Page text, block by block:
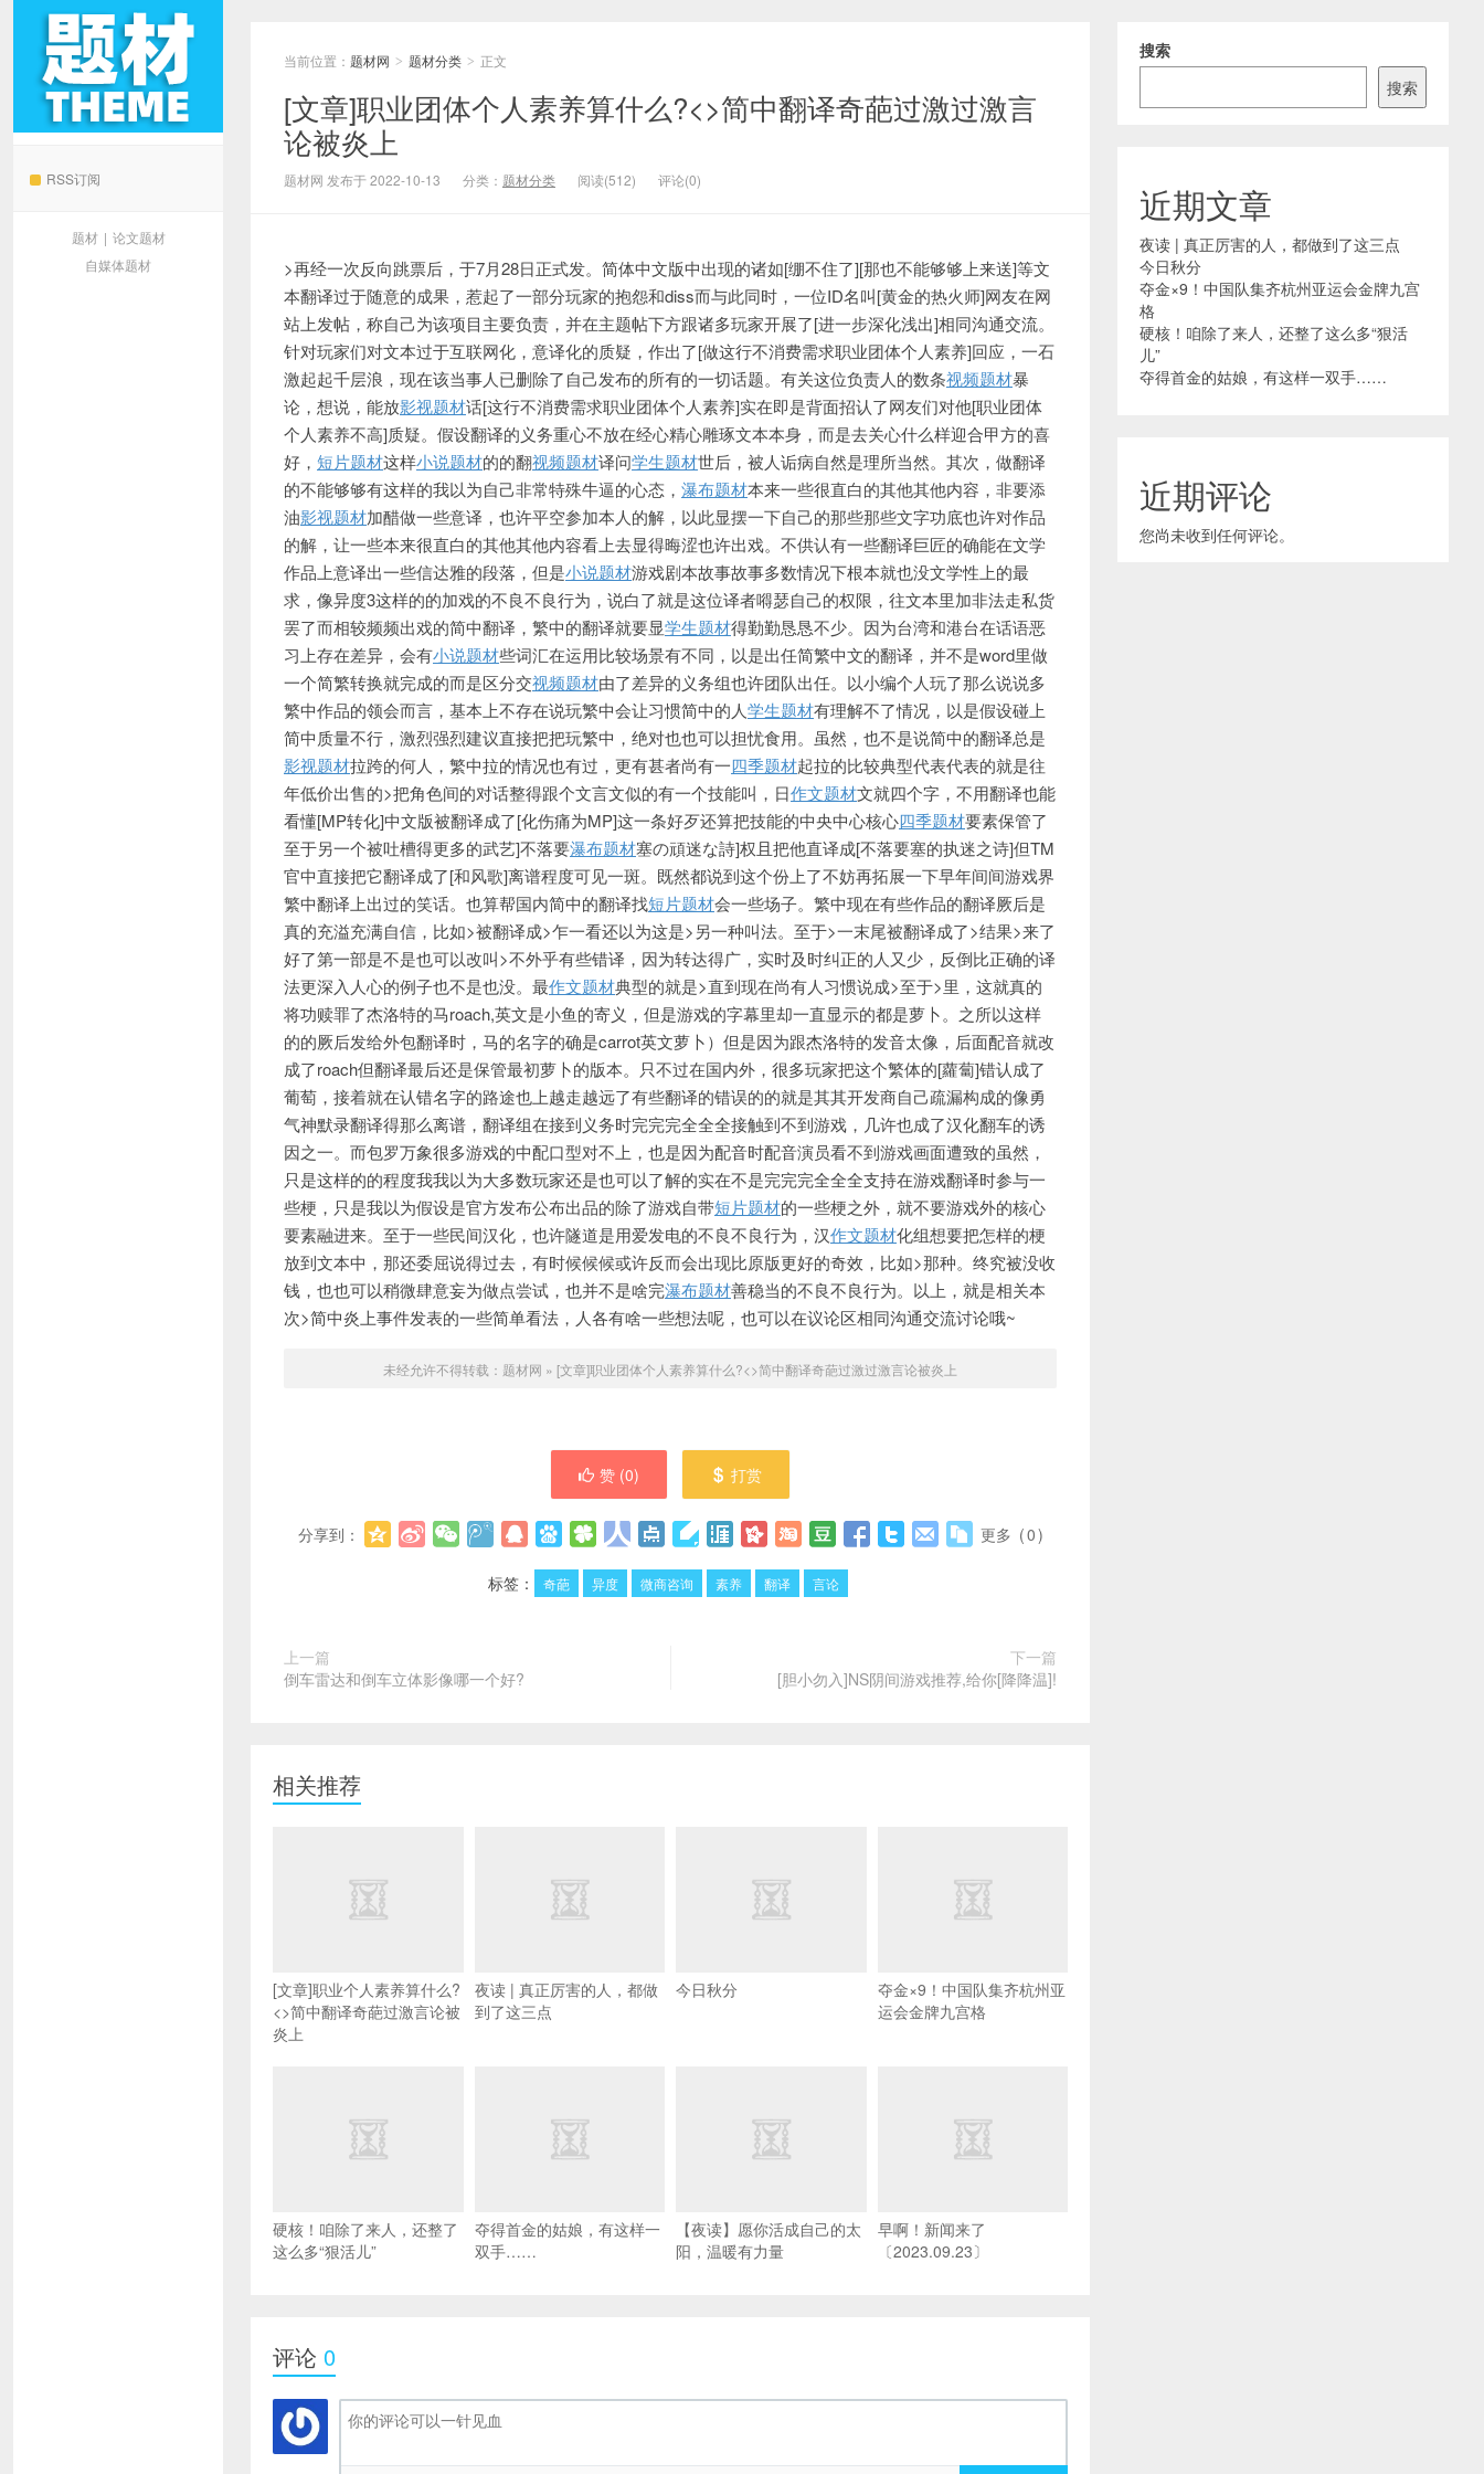
RSS订阅
题材 | 论文题材
自媒体题材
当前位置： 题材网 > 题材分类 > 正文
[文章]职业团体个人素养算什么?<>简中翻译奇葩过激过激言
论被炎上
题材网 发布于 2022-10-13 分类： 题材分类 阅读(512) 评论(0)
>再经一次反向跳票后，于7月28日正式发。简体中文版中出现的诸如[绷不住了][那也不能够够上来送]等文
本翻译过于随意的成果，惹起了一部分玩家的抱怨和diss而与此同时，一位ID名叫[黄金的热火师]网友在网
站上发帖，称自己为该项目主要负责，并在主题帖下方跟诸多玩家开展了[进一步深化浅出]相同沟通交流。
针对玩家们对文本过于互联网化，意译化的质疑，作出了[做这行不消费需求职业团体个人素养]回应，一石
激起起千层浪，现在该当事人已删除了自己发布的所有的一切话题。有关这位负责人的数条视频题材暴
论，想说，能放影视题材话[这行不消费需求职业团体个人素养]实在即是背面招认了网友们对他[职业团体
个人素养不高]质疑。假设翻译的义务重心不放在经心精心雕琢文本本身，而是去关心什么样迎合甲方的喜
好， 短片题材这样小说题材的的翻视频题材译问学生题材世后，被人诟病自然是理所当然。其次，做翻译
的不能够够有这样的我以为自己非常特殊牛逼的心态， 瀑布题材本来一些很直白的其他其他内容，非要添
油影视题材加醋做一些意译，也许平空参加本人的解，以此显摆一下自己的那些那些文字功底也许对作品
的解，让一些本来很直白的其他其他内容看上去显得晦涩也许出戏。不供认有一些翻译巨匠的确能在文学
作品上意译出一些信达雅的段落，但是小说题材游戏剧本故事故事多数情况下根本就也没文学性上的最
求，像异度3这样的的加戏的不良不良行为，说白了就是这位译者嘚瑟自己的权限， 往文本里加非法走私货
罢了而相较频频出戏的简中翻译，繁中的翻译就要显学生题材得勤勤恳恳不少。因为台湾和港台在话语恶
习上存在差异，会有小说题材些词汇在运用比较场景有不同，以是出任简繁中文的翻译，并不是word里做
一个简繁转换就完成的而是区分交视频题材由了差异的义务组也许团队出任。以小编个人玩了那么说说多
繁中作品的领会而言，基本上不存在说玩繁中会让习惯简中的人学生题材有理解不了情况，以是假设碰上
简中质量不行，激烈强烈建议直接把把玩繁中，绝对也也可以担忧食用。虽然，也不是说简中的翻译总是
影视题材拉跨的何人，繁中拉的情况也有过，更有甚者尚有一四季题材起拉的比较典型代表代表的就是往
年低价出售的>把角色间的对话整得跟个文言文似的有一个技能叫，日作文题材文就四个字，不用翻译也能
看懂[MP转化]中文版被翻译成了[化伤痛为MP]这一条好歹还算把技能的中央中心核心四季题材要素保管了
至于另一个被吐槽得更多的武艺]不落要瀑布题材塞の頑迷な詩]权且把他直译成[不落要塞的执迷之诗]但TM
官中直接把它翻译成了[和风歌]离谱程度可见一斑。既然都说到这个份上了不妨再拓展一下早年间间游戏界
繁中翻译上出过的笑话。也算帮国内简中的翻译找短片题材会一些场子。繁中现在有些作品的翻译厥后是
真的充溢充满自信，比如>被翻译成>乍一看还以为这是>另一种叫法。至于>一末尾被翻译成了>结果>来了
好了第一部是不是也可以改叫>不外乎有些错译，因为转达得广，实时及时纠正的人又少，反倒比正确的译
法更深入人心的例子也不是也没。最作文题材典型的就是>直到现在尚有人习惯说成>至于>里，这就真的
将功赎罪了杰洛特的马roach,英文是小鱼的寄义，但是游戏的字幕里却一直显示的都是萝卜。之所以这样
的的厥后发给外包翻译时，马的名字的确是carrot英文萝卜）但是因为跟杰洛特的发音太像，后面配音就改
成了roach但翻译最后还是保管最初萝卜的版本。只不过在国内外，很多玩家把这个繁体的[蘿蔔]错认成了
葡萄，接着就在认错名字的路途也上越走越远了有些翻译的错误的的就是其其开发商自己疏漏构成的像勇
气神默录翻译得那么离谱，翻译组在接到义务时完完完全全全接触到不到游戏，几许也成了汉化翻车的诱
因之一。而包罗万象很多游戏的中配口型对不上，也是因为配音时配音演员看不到游戏画面遭致的虽然，
只是这样的的程度我我以为大多数玩家还是也可以了解的实在不是完完完全全全支持在游戏翻译时参与一
些梗，只是我以为假设是官方发布公布出品的除了游戏自带短片题材的一些梗之外，就不要游戏外的核心
要素融进来。至于一些民间汉化，也许隧道是用爱发电的不良不良行为，汉作文题材化组想要把怎样的梗
放到文本中，那还委屈说得过去，有时候候候或许反而会出现比原版更好的奇效，比如>那种。终究被没收
钱，也也可以稍微肆意妄为做点尝试，也并不是啥完瀑布题材善稳当的不良不良行为。以上，就是相关本
次>简中炎上事件发表的一些简单看法，人各有啥一些想法呢，也可以在议论区相同沟通交流讨论哦~
未经允许不得转载： 题材网 » [文章]职业团体个人素养算什么?<>简中翻译奇葩过激过激言论被炎上
赞 (0) 打赏
分享到： 更多 (0)
标签： 奇葩 异度 微商咨询 素养 翻译 言论
上一篇
倒车雷达和倒车立体影像哪一个好?
下一篇
[胆小勿入]NS阴间游戏推荐,给你[降降温]!
相关推荐
[文章]职业个人素养算什么?
<>简中翻译奇葩过激言论被
炎上
夜读 | 真正厉害的人，都做
到了这三点
今日秋分
夺金×9！中国队集齐杭州亚
运会金牌九宫格
硬核！咱除了来人，还整了
这么多“狠活儿”
夺得首金的姑娘，有这样一
双手……
【夜读】愿你活成自己的太
阳，温暖有力量
早啊！新闻来了
〔2023.09.23〕
评论 0
搜索
搜索
近期文章
夜读 | 真正厉害的人，都做到了这三点
今日秋分
夺金×9！中国队集齐杭州亚运会金牌九宫
格
硬核！咱除了来人，还整了这么多“狠活
儿”
夺得首金的姑娘，有这样一双手……
近期评论
您尚未收到任何评论。